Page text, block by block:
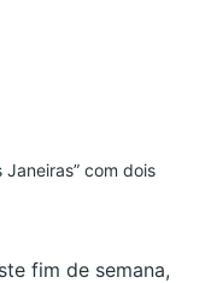
fim de semana,